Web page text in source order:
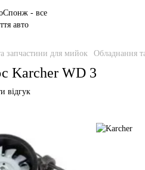
запчастини для мийок Обладнання
Karcher WD 3
відгук